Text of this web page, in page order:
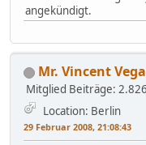
angekündigt.
Mr. Vincent Vega
Mitglied Beiträge: 2.826
Location: Berlin
29 Februar 2008, 21:08:43